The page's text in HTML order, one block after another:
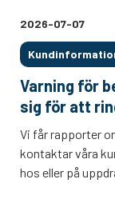
2026-07-07
Varning för
sig för att
Vi får rapporter
kontaktar våra
hos eller på